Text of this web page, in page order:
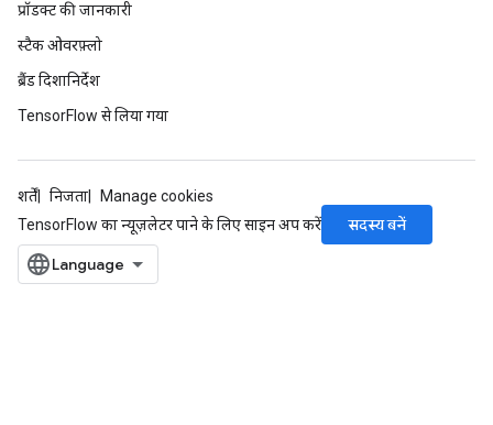
प्रॉडक्ट की जानकारी
स्टैक ओवरफ़्लो
ब्रैंड दिशानिर्देश
TensorFlow से लिया गया
शर्तें निजता
Manage cookies
TensorFlow का न्यूज़लेटर पाने के लिए साइन अप करें
सदस्य बनें